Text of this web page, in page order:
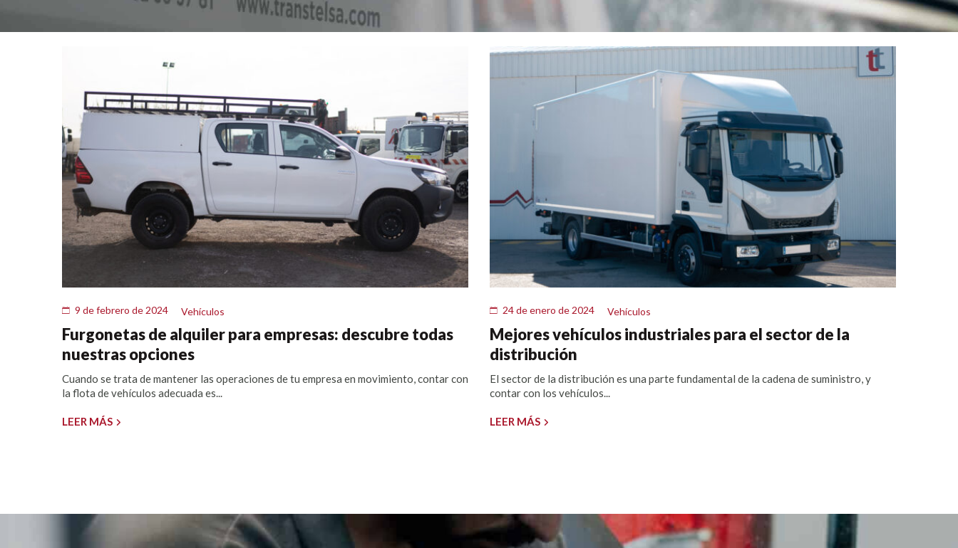
9 de febrero de 2024 Vehículos
Furgonetas de alquiler para empresas: descubre todas
nuestras opciones
Cuando se trata de mantener las operaciones de tu empresa en movimiento, contar con
la flota de vehículos adecuada es...
LEER MÁS
24 de enero de 2024 Vehículos
Mejores vehículos industriales para el sector de la
distribución
El sector de la distribución es una parte fundamental de la cadena de suministro, y
contar con los vehículos...
LEER MÁS